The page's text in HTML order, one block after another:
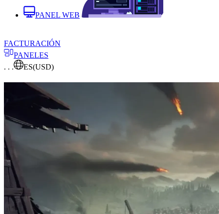
PANEL WEB
FACTURACIÓN
PANELES
. . .
ES(USD)